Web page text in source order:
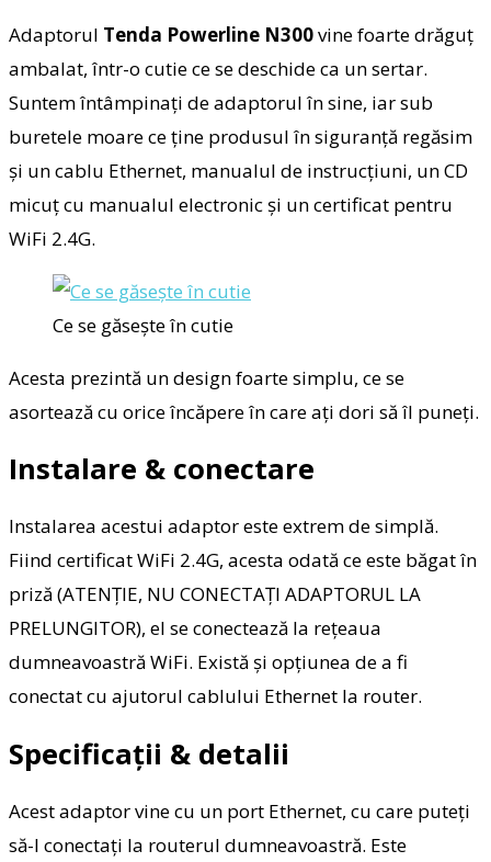
Adaptorul Tenda Powerline N300vine foarte drăguț
ambalat, într-o cutie ce se deschide ca un sertar.
Suntem întâmpinați de adaptorul în sine, iar sub
buretele moare ce ține produsul în siguranță regăsim
și un cablu Ethernet, manualul de instrucțiuni, un CD
micuț cu manualul electronic și un certificat pentru
WiFi 2.4G.
Ce se găsește în cutie
Acesta prezintă un design foarte simplu, ce se
asortează cu orice încăpere în care ați dori să îl puneți.
Instalare & conectare
Instalarea acestui adaptor este extrem de simplă.
Fiind certificat WiFi 2.4G, acesta odată ce este băgat în
priză (ATENȚIE, NU CONECTAȚI ADAPTORUL LA
PRELUNGITOR), el se conectează la rețeaua
dumneavoastră WiFi. Există și opțiunea de a fi
conectat cu ajutorul cablului Ethernet la router.
Specificații & detalii
Acest adaptor vine cu un port Ethernet, cu care puteți
să-l conectați la routerul dumneavoastră. Este